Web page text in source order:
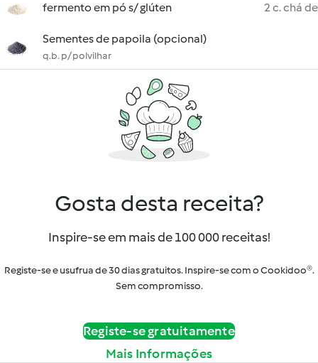
fermento em pó s/ glúten 2 c. chá de
Sementes de papoila (opcional)
q.b. p/ polvilhar
Gosta desta receita?
Inspire-se em mais de 100 000 receitas!
Registe-se e usufrua de 30 dias gratuitos. Inspire-se com o Cookidoo®.
Sem compromisso.
Registe-se gratuitamente
Mais Informações